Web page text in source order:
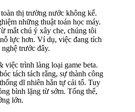
thị trường nước không kể.
những thuật toán học máy.
mắt chú ý xây che, chúng tôi
lực hơn. Ví dụ, việc đang tích
trước đây.
việc trình làng loại game beta.
tách tách rằng, sự thành công
dĩ nhiên hẳn tự cải tổ. Tuy
bình lặng từ sớm. Tổng thể,
lớn.